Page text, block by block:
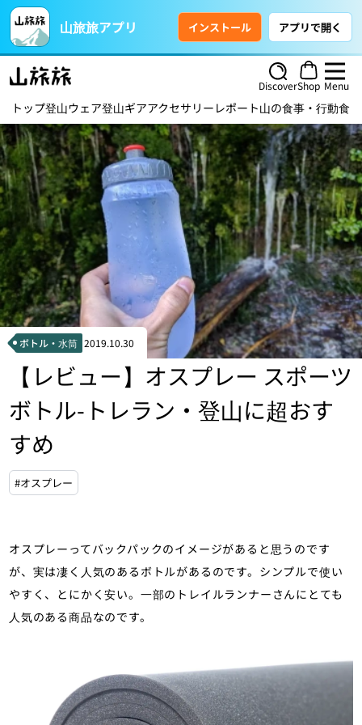
山旅旅アプリ インストール アプリで開く
DiscoverShop Menu
トップ登山ウェア登山ギアアクセサリー レポート山の食事・行動食
ボトル・水筒 2019.10.30
【レビュー】オスプレー スポーツ
ボトル-トレラン・登山に超おす
すめ
#オスプレー
オスプレーってバックパックのイメージがあると思うのです
が、実は凄く人気のあるボトルがあるのです。シンプルで使い
やすく、とにかく安い。一部のトレイルランナーさんにとても
人気のある商品なのです。